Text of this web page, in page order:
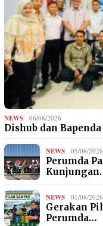
NEWS 06/08/2026
Dishub dan
NEWS 05/08/2026
Perumda
NEWS 01/08/2026
Gerakan
Perumda…